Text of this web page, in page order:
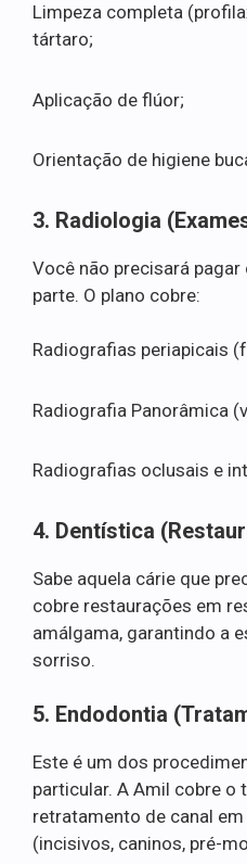
Limpeza completa
tártaro;
Aplicação de flúor;
Orientação de higiene
3. Radiologia
Você não precisará
parte. O plano cobre:
Radiografias periapicais
Radiografia Panorâmica
Radiografias oclusais e
4. Dentística
Sabe aquela cárie que
cobre restaurações em
amálgama, garantindo a
sorriso.
5. Endodontia
Este é um dos
particular. A Amil cobre o
retratamento de canal
(incisivos, caninos, pré-